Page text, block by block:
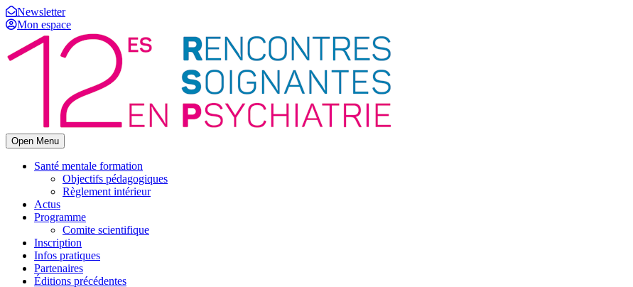
Newsletter
Mon espace
Open Menu
Santé mentale formation
Objectifs pédagogiques
Règlement intérieur
Actus
Programme
Comite scientifique
Inscription
Infos pratiques
Partenaires
Éditions précédentes